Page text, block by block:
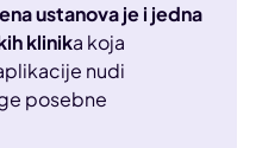
ustanova je i jedna
klinika koja
nudi
posebne